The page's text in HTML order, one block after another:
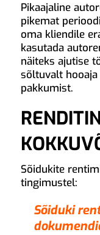
Pikaajaline
pikemat
oma kliendile
kasutada
näiteks ajutise
sõltuvalt
pakkumist.
Sõidukite
tingimustel:
Sõiduki